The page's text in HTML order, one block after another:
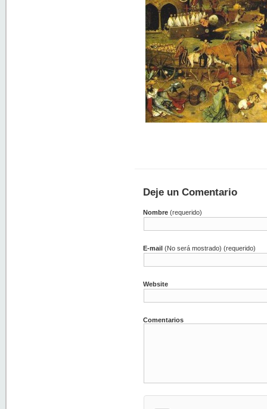
Deje un Comentario
Nombre (requerido)
E-mail (No será mostrado) (requerido)
Website
Comentarios